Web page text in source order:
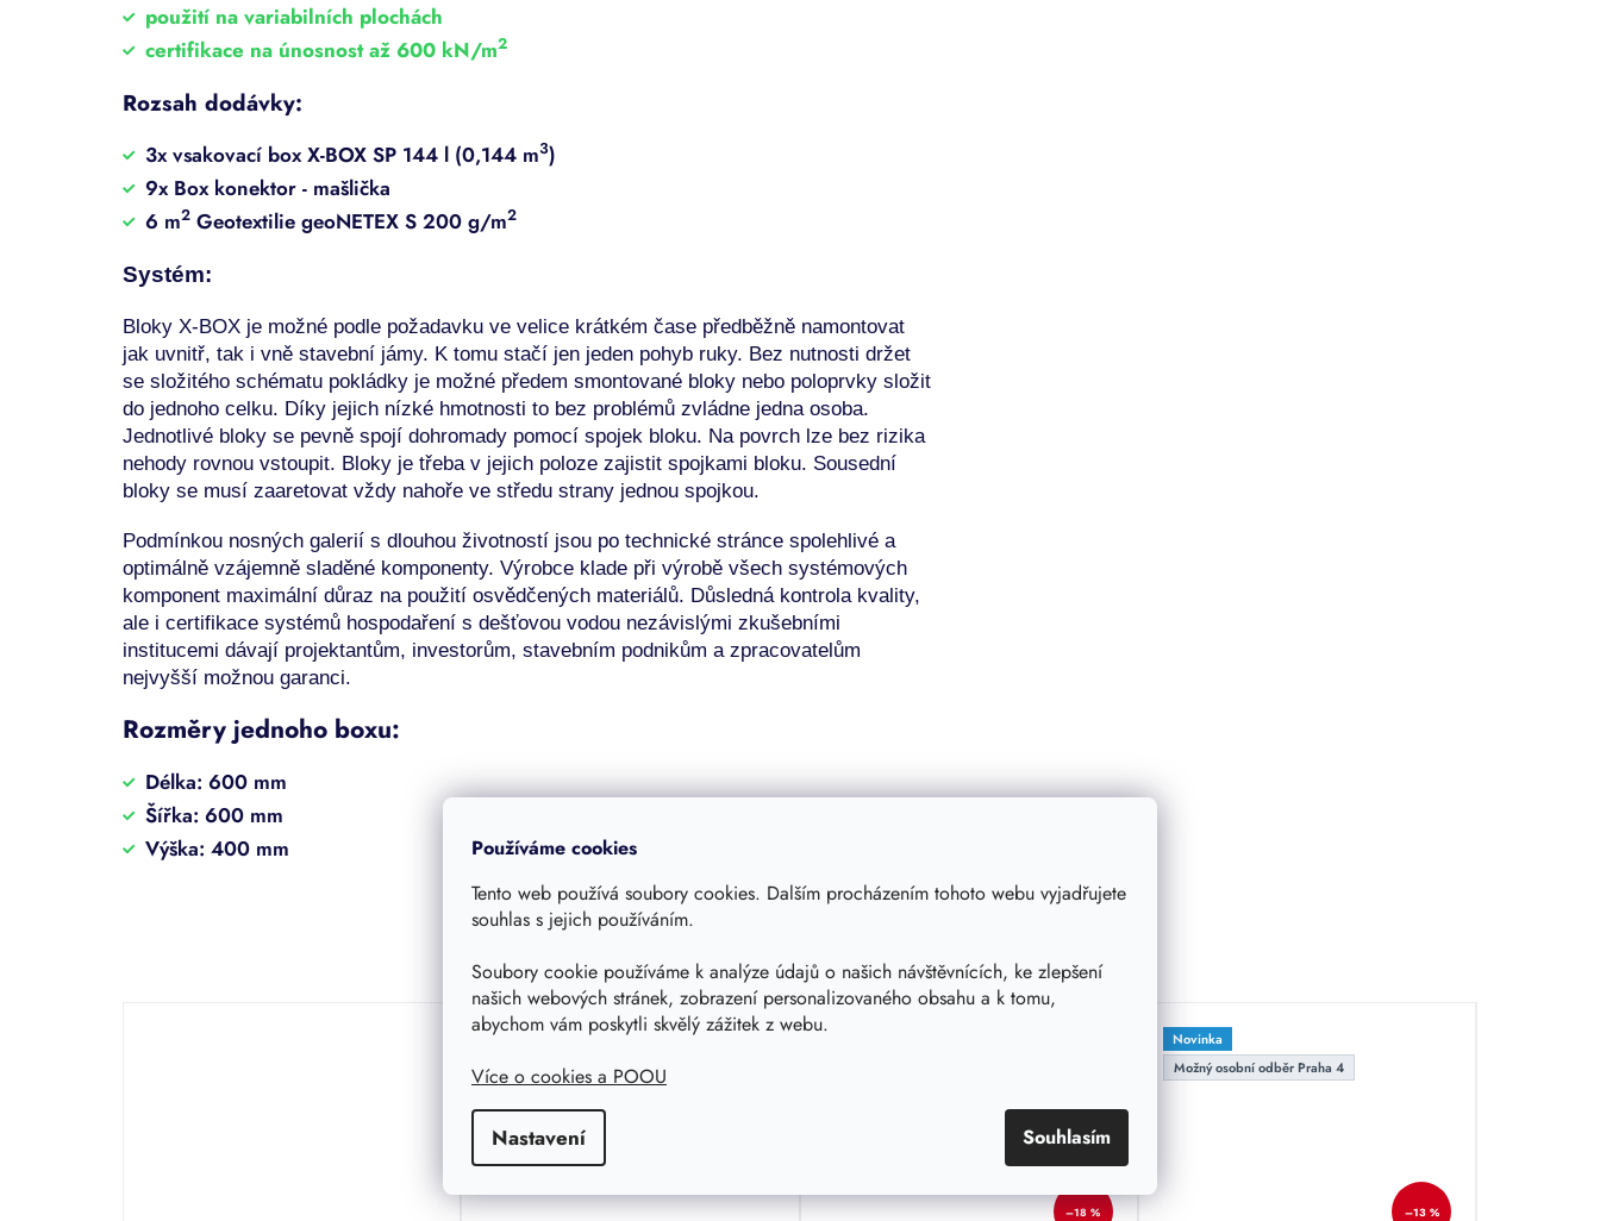
Používáme cookies
Tento web používá soubory cookies. Dalším procházením tohoto webu vyjadřujete
souhlas s jejich používáním.
Soubory cookie používáme k analýze údajů o našich návštěvnících, ke zlepšení
našich webových stránek, zobrazení personalizovaného obsahu a k tomu,
abychom vám poskytli skvělý zážitek z webu.
Více o cookies a POOU
Nastavení Souhlasím
Související produkty
Možný osobní odběr Praha 4
–18 %
Novinka
Možný osobní odběr Praha 4
–13 %
použití na variabilních plochách
certifikace na únosnost až 600 kN/m2
Rozsah dodávky:
3x vsakovací box X-BOX SP 144 l (0,144 m3)
9x Box konektor - mašlička
6 m2 Geotextilie geoNETEX S 200 g/m2
Systém:
Bloky X-BOX je možné podle požadavku ve velice krátkém čase předběžně namontovat
jak uvnitř, tak i vně stavební jámy. K tomu stačí jen jeden pohyb ruky. Bez nutnosti držet
se složitého schématu pokládky je možné předem smontované bloky nebo poloprvky složit
do jednoho celku. Díky jejich nízké hmotnosti to bez problémů zvládne jedna osoba.
Jednotlivé bloky se pevně spojí dohromady pomocí spojek bloku. Na povrch lze bez rizika
nehody rovnou vstoupit. Bloky je třeba v jejich poloze zajistit spojkami bloku. Sousední
bloky se musí zaaretovat vždy nahoře ve středu strany jednou spojkou.
Podmínkou nosných galerií s dlouhou životností jsou po technické stránce spolehlivé a
optimálně vzájemně sladěné komponenty. Výrobce klade při výrobě všech systémových
komponent maximální důraz na použití osvědčených materiálů. Důsledná kontrola kvality,
ale i certifikace systémů hospodaření s dešťovou vodou nezávislými zkušebními
institucemi dávají projektantům, investorům, stavebním podnikům a zpracovatelům
nejvyšší možnou garanci.
Rozměry jednoho boxu:
Délka: 600 mm
Šířka: 600 mm
Výška: 400 mm